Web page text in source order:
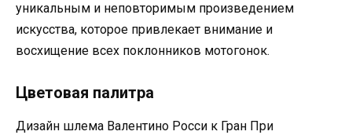
уникальным и неповторимым произведением
искусства, которое привлекает внимание и
восхищение всех поклонников мотогонок.
Цветовая палитра
Дизайн шлема Валентино Росси к Гран При